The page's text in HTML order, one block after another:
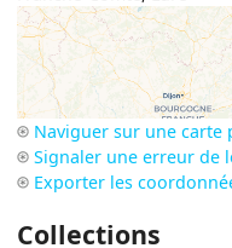
Naviguer sur une carte
Signaler une erreur de
Exporter les
Collections